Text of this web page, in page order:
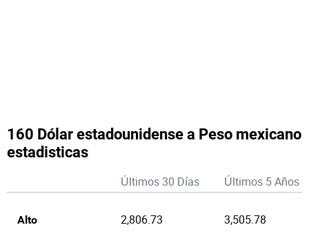
160 Dólar estadounidense a Peso mexicano
estadisticas
Últimos 30 Días Últimos 5 Años
Alto 2,806.73 3,505.78